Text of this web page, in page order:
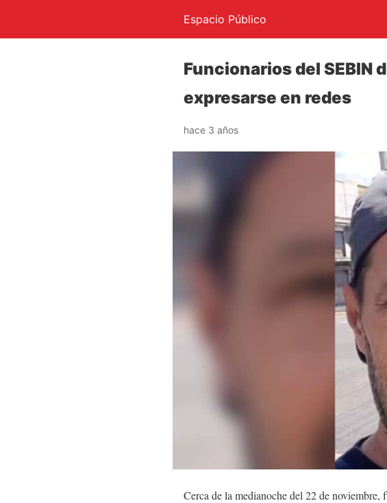
Espacio Público
Funcionarios del SEBIN
expresarse en redes
hace 3 años
Cerca de la medianoche del 22 de